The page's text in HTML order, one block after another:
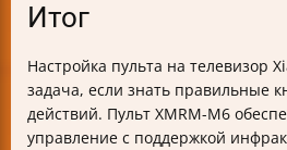
Итог
Настройка пульта на телевизор
задача, если знать правильные
действий. Пульт XMRM-M6
управление с поддержкой